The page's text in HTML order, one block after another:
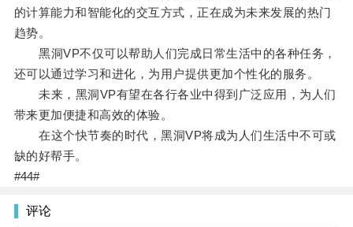
的计算能力和智能化的交互方式，正在成为未来发展的热门
趋势。
黑洞VP不仅可以帮助人们完成日常生活中的各种任务，
还可以通过学习和进化，为用户提供更加个性化的服务。
未来，黑洞VP有望在各行各业中得到广泛应用，为人们
带来更加便捷和高效的体验。
在这个快节奏的时代，黑洞VP将成为人们生活中不可或
缺的好帮手。
#44#
评论